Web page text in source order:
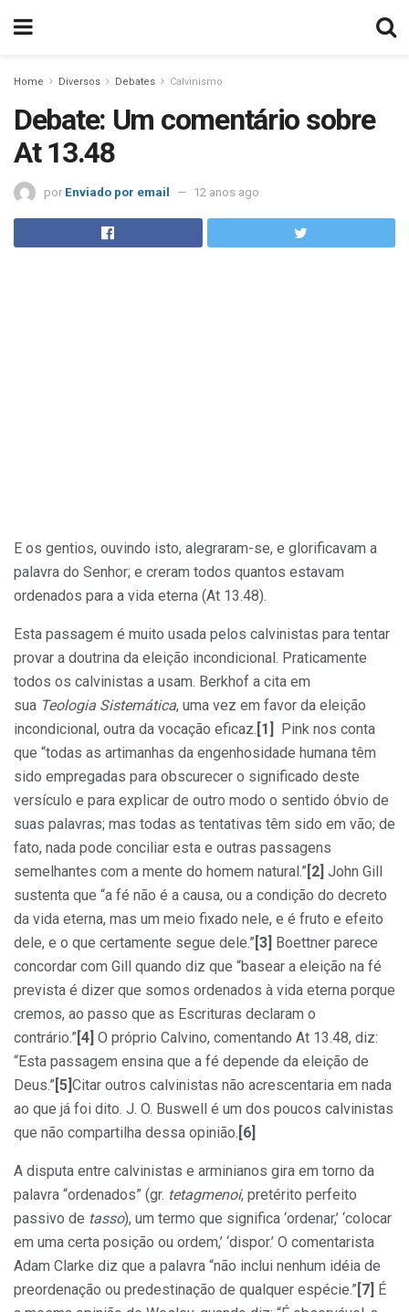
Home Diversos Debates Calvinismo
Debate: Um comentário sobre
At 13.48
por Enviado por email 12 anos ago
E os gentios, ouvindo isto, alegraram-se, e glorificavam a
palavra do Senhor; e creram todos quantos estavam
ordenados para a vida eterna (At 13.48).
Esta passagem é muito usada pelos calvinistas para tentar
provar a doutrina da eleição incondicional. Praticamente
todos os calvinistas a usam. Berkhof a cita em
sua Teologia Sistemática, uma vez em favor da eleição
incondicional, outra da vocação eficaz. [1]
Pink nos conta
que “todas as artimanhas da engenhosidade humana têm
sido empregadas para obscurecer o significado deste
versículo e para explicar de outro modo o sentido óbvio de
suas palavras; mas todas as tentativas têm sido em vão; de
fato, nada pode conciliar esta e outras passagens
semelhantes com a mente do homem natural.” [2] John Gill
sustenta que “a fé não é a causa, ou a condição do decreto
da vida eterna, mas um meio fixado nele, e é fruto e efeito
dele, e o que certamente segue dele.” [3]
Boettner parece
concordar com Gill quando diz que “basear a eleição na fé
prevista é dizer que somos ordenados à vida eterna porque
cremos, ao passo que as Escrituras declaram o
contrário.” [4] O próprio Calvino, comentando At 13.48, diz:
“Esta passagem ensina que a fé depende da eleição de
Deus.” [5] Citar outros calvinistas não acrescentaria em nada
ao que já foi dito. J. O. Buswell é um dos poucos calvinistas
que não compartilha dessa opinião. [6]
A disputa entre calvinistas e arminianos gira em torno da
palavra “ordenados” (gr. tetagmenoi, pretérito perfeito
passivo de tasso), um termo que significa ‘ordenar,’ ‘colocar
em uma certa posição ou ordem,’ ‘dispor.’ O comentarista
Adam Clarke diz que a palavra “não inclui nenhum idéia de
preordenação ou predestinação de qualquer espécie.” [7]
É